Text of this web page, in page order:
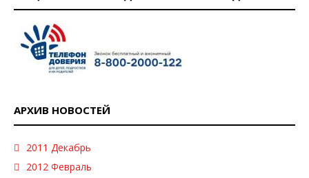
АРХИВ НОВОСТЕЙ
2011 Декабрь
2012 Февраль